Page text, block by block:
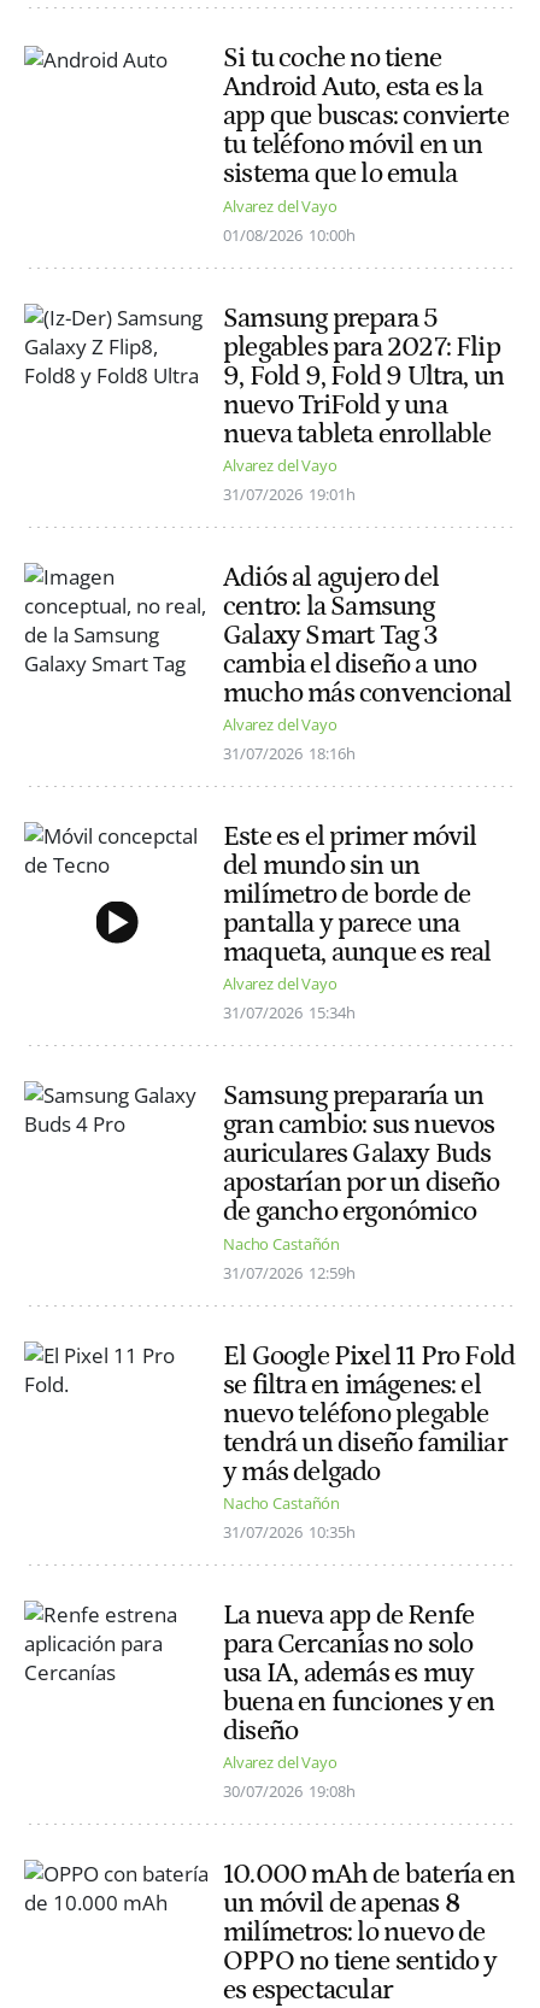
Si tu coche no tiene
Android Auto, esta es la
app que buscas: convierte
tu teléfono móvil en un
sistema que lo emula
Alvarez del Vayo
01/08/2026 10:00h
Samsung prepara 5
plegables para 2027: Flip
9, Fold 9, Fold 9 Ultra, un
nuevo TriFold y una
nueva tableta enrollable
Alvarez del Vayo
31/07/2026 19:01h
Adiós al agujero del
centro: la Samsung
Galaxy Smart Tag 3
cambia el diseño a uno
mucho más convencional
Alvarez del Vayo
31/07/2026 18:16h
Este es el primer móvil
del mundo sin un
milímetro de borde de
pantalla y parece una
maqueta, aunque es real
Alvarez del Vayo
31/07/2026 15:34h
Samsung prepararía un
gran cambio: sus nuevos
auriculares Galaxy Buds
apostarían por un diseño
de gancho ergonómico
Nacho Castañón
31/07/2026 12:59h
El Google Pixel 11 Pro Fold
se filtra en imágenes: el
nuevo teléfono plegable
tendrá un diseño familiar
y más delgado
Nacho Castañón
31/07/2026 10:35h
La nueva app de Renfe
para Cercanías no solo
usa IA, además es muy
buena en funciones y en
diseño
Alvarez del Vayo
30/07/2026 19:08h
10.000 mAh de batería en
un móvil de apenas 8
milímetros: lo nuevo de
OPPO no tiene sentido y
es espectacular